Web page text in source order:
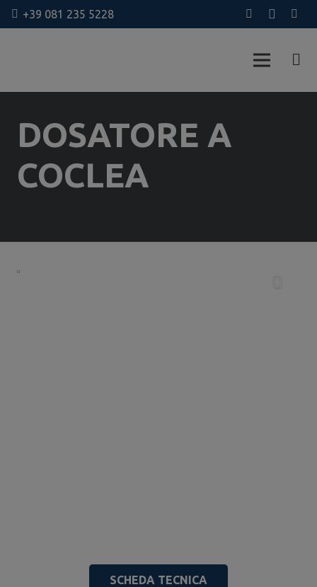
+39 081 235 5228
DOSATORE A
COCLEA
SCHEDA TECNICA